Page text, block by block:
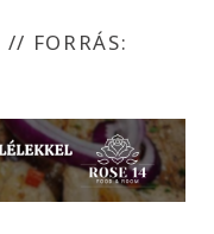
// FORRÁS: